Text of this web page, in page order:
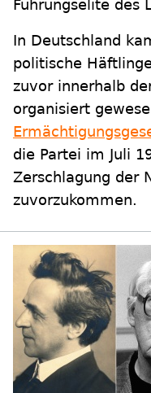
Führungselite des
In Deutschland
politische
zuvor innerhalb
organisiert
die Partei im Juli
Zerschlagung der
zuvorzukommen.